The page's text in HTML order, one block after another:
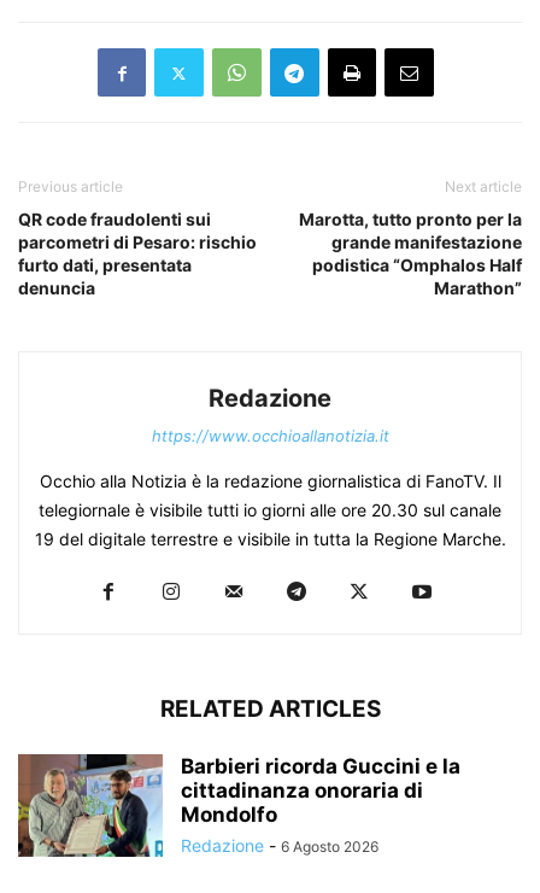
Previous article
QR code fraudolenti sui
parcometri di Pesaro: rischio
furto dati, presentata
denuncia
Next article
Marotta, tutto pronto per la
grande manifestazione
podistica “Omphalos Half
Marathon”
Redazione
https://www.occhioallanotizia.it
Occhio alla Notizia è la redazione giornalistica di FanoTV. Il
telegiornale è visibile tutti io giorni alle ore 20.30 sul canale
19 del digitale terrestre e visibile in tutta la Regione Marche.
RELATED ARTICLES
Barbieri ricorda Guccini e la
cittadinanza onoraria di
Mondolfo
Redazione - 6 Agosto 2026